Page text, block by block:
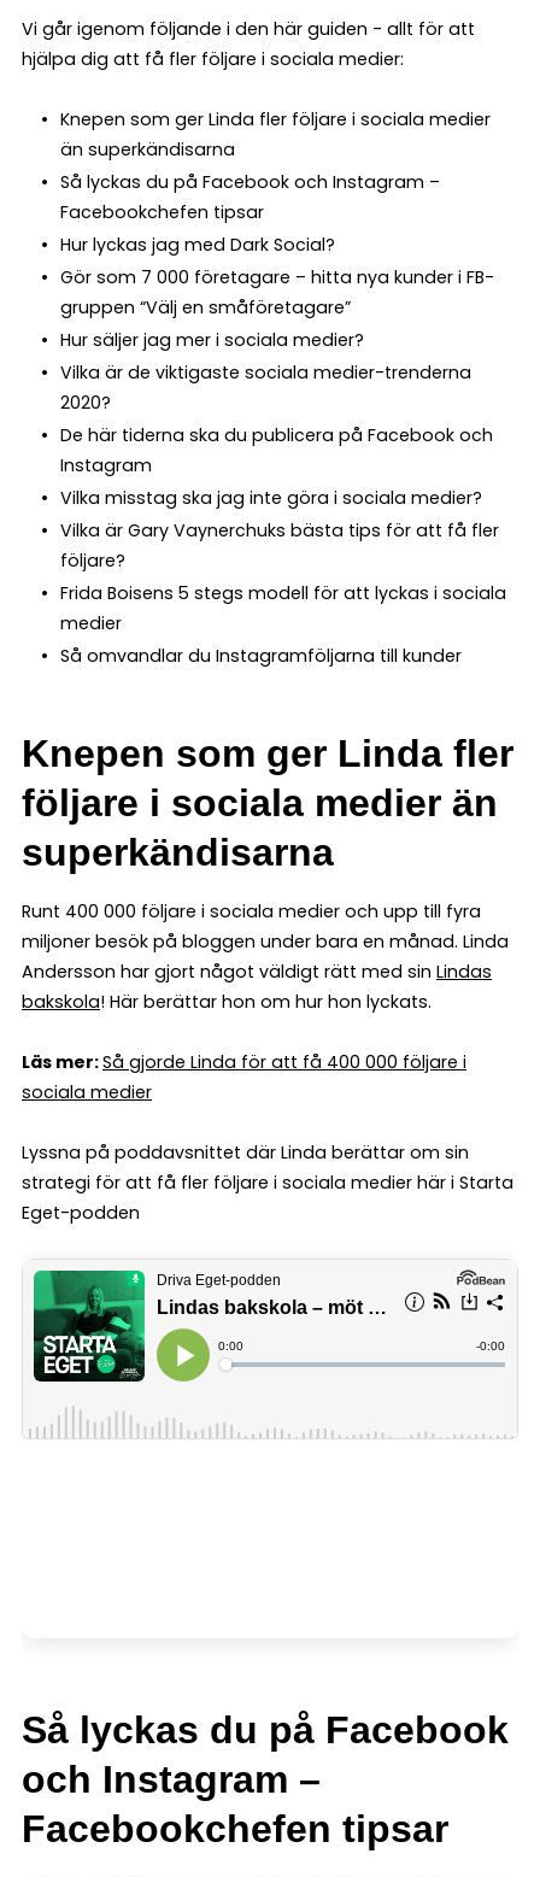
Vi går igenom följande i den här guiden - allt för att
hjälpa dig att få fler följare i sociala medier:
Knepen som ger Linda fler följare i sociala medier
än superkändisarna
Så lyckas du på Facebook och Instagram –
Facebookchefen tipsar
Hur lyckas jag med Dark Social?
Gör som 7 000 företagare – hitta nya kunder i FB-
gruppen “Välj en småföretagare”
Hur säljer jag mer i sociala medier?
Vilka är de viktigaste sociala medier-trenderna
2020?
De här tiderna ska du publicera på Facebook och
Instagram
Vilka misstag ska jag inte göra i sociala medier?
Vilka är Gary Vaynerchuks bästa tips för att få fler
följare?
Frida Boisens 5 stegs modell för att lyckas i sociala
medier
Så omvandlar du Instagramföljarna till kunder
Knepen som ger Linda fler
följare i sociala medier än
superkändisarna
Runt 400 000 följare i sociala medier och upp till fyra
miljoner besök på bloggen under bara en månad. Linda
Andersson har gjort något väldigt rätt med sin Lindas
bakskola! Här berättar hon om hur hon lyckats.
Läs mer:Så gjorde Linda för att få 400 000 följare i
sociala medier
Lyssna på poddavsnittet där Linda berättar om sin
strategi för att få fler följare i sociala medier här i Starta
Eget-podden
Så lyckas du på Facebook
och Instagram –
Facebookchefen tipsar